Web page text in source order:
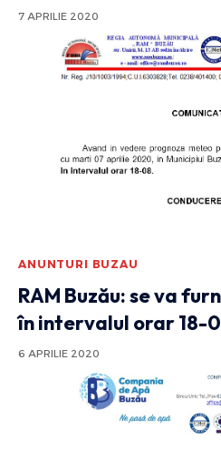
7 APRILIE 2020
ANUNTURI BUZAU
RAM Buzău: se va
în intervalul orar 18-
6 APRILIE 2020